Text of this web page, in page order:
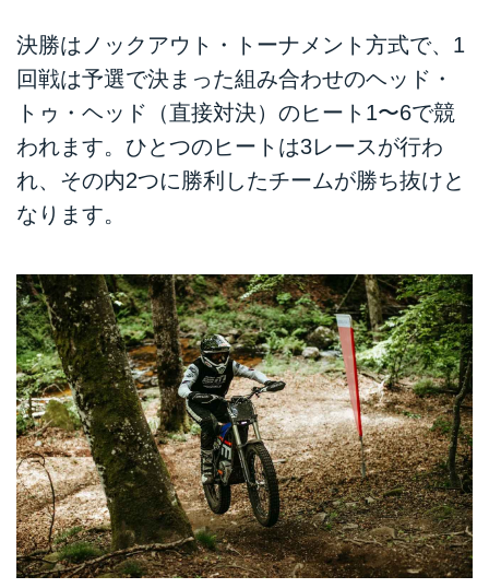
決勝はノックアウト・トーナメント方式で、1
回戦は予選で決まった組み合わせのヘッド・
トゥ・ヘッド（直接対決）のヒート1〜6で競
われます。ひとつのヒートは3レースが行わ
れ、その内2つに勝利したチームが勝ち抜けと
なります。